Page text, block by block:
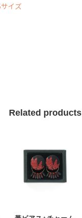
イズ
Related products